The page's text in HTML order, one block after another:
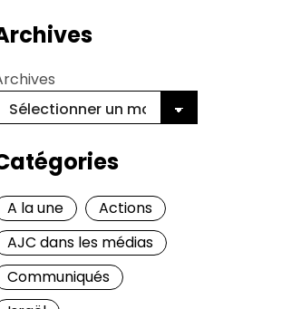
A la une
Actions
AJC dans les médias
Communiqués